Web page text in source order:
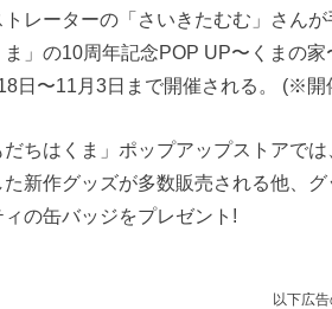
トレーターの「さいきたむむ」さん
ま」の10周年記念POP UP〜くまの
日〜11月3日まで開催される。 (※
だちはくま」ポップアップストアで
た新作グッズが多数販売される他、
の缶バッジをプレゼント!
以下広